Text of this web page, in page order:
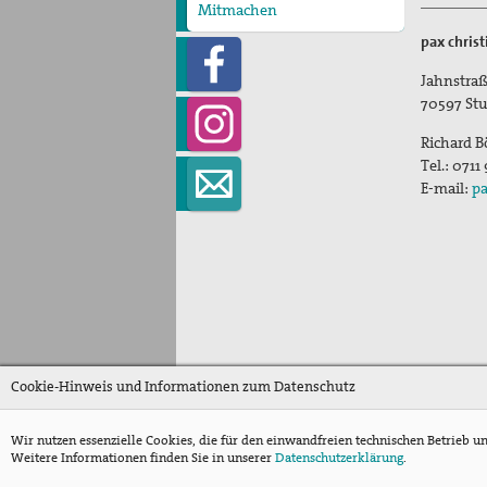
bekennen!"
Jugend für Frieden und
Gerechtigkeit in Palästina
und Israel
Kampagne "Unter 18 nie!"
Nahost-AG
Ostermarsch
pax christi Pilgertag
Friedensgebet zum
Internationalen Tag der
Menschenrechte
Mitmachen
Spenden
Mitglied werden
pax
70597
Richard
Tel.: 0711
E-mail:
Cookie-Hinweis und Informationen zum Datenschutz
Wir nutzen essenzielle Cookies, die für den einwandfreien technischen Betrieb
Weitere Informationen finden Sie in unsererDatenschutzerklärung.